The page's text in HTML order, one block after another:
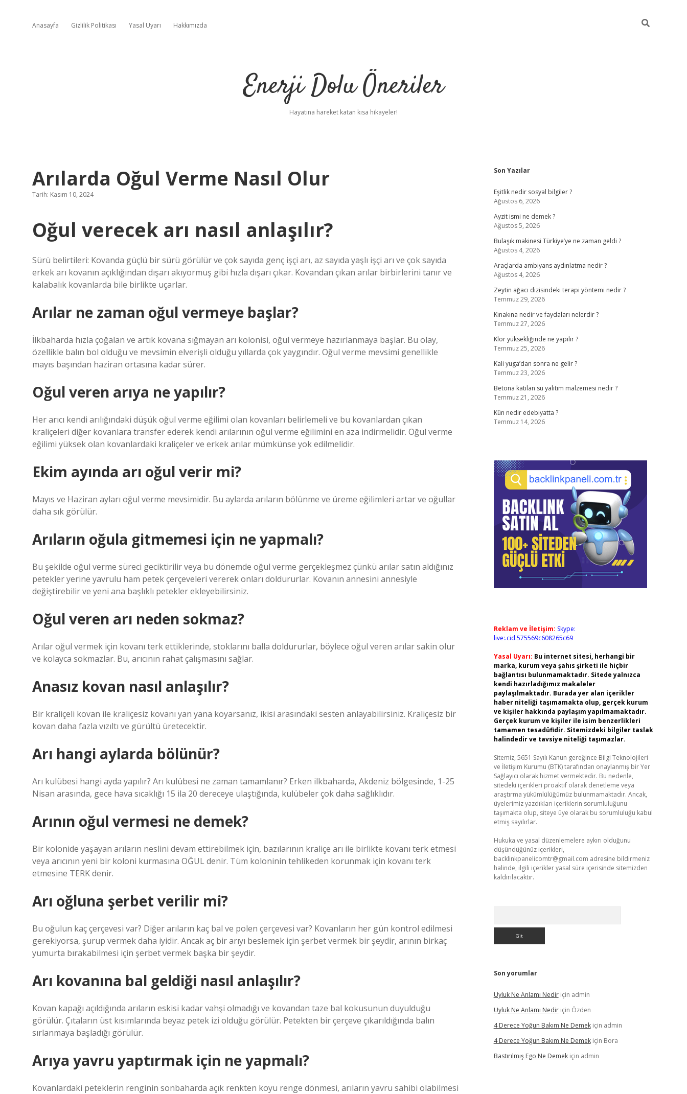
Anasayfa Gizlilik Politikası Yasal Uyarı Hakkımızda
Enerji Dolu Öneriler
Hayatına hareket katan kısa hikayeler!
Arılarda Oğul Verme Nasıl Olur
Tarih: Kasım 10, 2024
Oğul verecek arı nasıl anlaşılır?
Sürü belirtileri: Kovanda güçlü bir sürü görülür ve çok sayıda genç işçi arı, az sayıda yaşlı işçi arı ve çok sayıda
erkek arı kovanın açıklığından dışarı akıyormuş gibi hızla dışarı çıkar. Kovandan çıkan arılar birbirlerini tanır ve
kalabalık kovanlarda bile birlikte uçarlar.
Arılar ne zaman oğul vermeye başlar?
İlkbaharda hızla çoğalan ve artık kovana sığmayan arı kolonisi, oğul vermeye hazırlanmaya başlar. Bu olay,
özellikle balın bol olduğu ve mevsimin elverişli olduğu yıllarda çok yaygındır. Oğul verme mevsimi genellikle
mayıs başından haziran ortasına kadar sürer.
Oğul veren arıya ne yapılır?
Her arıcı kendi arılığındaki düşük oğul verme eğilimi olan kovanları belirlemeli ve bu kovanlardan çıkan
kraliçeleri diğer kovanlara transfer ederek kendi arılarının oğul verme eğilimini en aza indirmelidir. Oğul verme
eğilimi yüksek olan kovanlardaki kraliçeler ve erkek arılar mümkünse yok edilmelidir.
Ekim ayında arı oğul verir mi?
Mayıs ve Haziran ayları oğul verme mevsimidir. Bu aylarda arıların bölünme ve üreme eğilimleri artar ve oğullar
daha sık görülür.
Arıların oğula gitmemesi için ne yapmalı?
Bu şekilde oğul verme süreci geciktirilir veya bu dönemde oğul verme gerçekleşmez çünkü arılar satın aldığınız
petekler yerine yavrulu ham petek çerçeveleri vererek onları doldururlar. Kovanın annesini annesiyle
değiştirebilir ve yeni ana başlıklı petekler ekleyebilirsiniz.
Oğul veren arı neden sokmaz?
Arılar oğul vermek için kovanı terk ettiklerinde, stoklarını balla doldururlar, böylece oğul veren arılar sakin olur
ve kolayca sokmazlar. Bu, arıcının rahat çalışmasını sağlar.
Anasız kovan nasıl anlaşılır?
Bir kraliçeli kovan ile kraliçesiz kovanı yan yana koyarsanız, ikisi arasındaki sesten anlayabilirsiniz. Kraliçesiz bir
kovan daha fazla vızıltı ve gürültü üretecektir.
Arı hangi aylarda bölünür?
Arı kulübesi hangi ayda yapılır? Arı kulübesi ne zaman tamamlanır? Erken ilkbaharda, Akdeniz bölgesinde, 1-25
Nisan arasında, gece hava sıcaklığı 15 ila 20 dereceye ulaştığında, kulübeler çok daha sağlıklıdır.
Arının oğul vermesi ne demek?
Bir kolonide yaşayan arıların neslini devam ettirebilmek için, bazılarının kraliçe arı ile birlikte kovanı terk etmesi
veya arıcının yeni bir koloni kurmasına OĞUL denir. Tüm koloninin tehlikeden korunmak için kovanı terk
etmesine TERK denir.
Arı oğluna şerbet verilir mi?
Bu oğulun kaç çerçevesi var? Diğer arıların kaç bal ve polen çerçevesi var? Kovanların her gün kontrol edilmesi
gerekiyorsa, şurup vermek daha iyidir. Ancak aç bir arıyı beslemek için şerbet vermek bir şeydir, arının birkaç
yumurta bırakabilmesi için şerbet vermek başka bir şeydir.
Arı kovanına bal geldiği nasıl anlaşılır?
Kovan kapağı açıldığında arıların eskisi kadar vahşi olmadığı ve kovandan taze bal kokusunun duyulduğu
görülür. Çıtaların üst kısımlarında beyaz petek izi olduğu görülür. Petekten bir çerçeve çıkarıldığında balın
sırlanmaya başladığı görülür.
Arıya yavru yaptırmak için ne yapmalı?
Kovanlardaki peteklerin renginin sonbaharda açık renkten koyu renge dönmesi, arıların yavru sahibi olabilmesi
Sidebar
Son Yazılar
Eşitlik nedir sosyal bilgiler ?
Ağustos 6, 2026
Ayzit ismi ne demek ?
Ağustos 5, 2026
Bulaşık makinesi Türkiye’ye ne zaman geldi ?
Ağustos 4, 2026
Araçlarda ambiyans aydınlatma nedir ?
Ağustos 4, 2026
Zeytin ağacı dizisindeki terapi yöntemi nedir ?
Temmuz 29, 2026
Kınakına nedir ve faydaları nelerdir ?
Temmuz 27, 2026
Klor yüksekliğinde ne yapılır ?
Temmuz 25, 2026
Kali yuga’dan sonra ne gelir ?
Temmuz 23, 2026
Betona katılan su yalıtım malzemesi nedir ?
Temmuz 21, 2026
Kün nedir edebiyatta ?
Temmuz 14, 2026
Reklam ve İletişim: Skype:
live:.cid.575569c608265c69
Yasal Uyarı: Bu internet sitesi, herhangi bir
marka, kurum veya şahıs şirketi ile hiçbir
bağlantısı bulunmamaktadır. Sitede yalnızca
kendi hazırladığımız makaleler
paylaşılmaktadır. Burada yer alan içerikler
haber niteliği taşımamakta olup, gerçek kurum
ve kişiler hakkında paylaşım yapılmamaktadır.
Gerçek kurum ve kişiler ile isim benzerlikleri
tamamen tesadüfidir. Sitemizdeki bilgiler taslak
halindedir ve tavsiye niteliği taşımazlar.
Sitemiz, 5651 Sayılı Kanun gereğince Bilgi Teknolojileri
ve İletişim Kurumu (BTK) tarafından onaylanmış bir Yer
Sağlayıcı olarak hizmet vermektedir. Bu nedenle,
sitedeki içerikleri proaktif olarak denetleme veya
araştırma yükümlülüğümüz bulunmamaktadır. Ancak,
üyelerimiz yazdıkları içeriklerin sorumluluğunu
taşımakta olup, siteye üye olarak bu sorumluluğu kabul
etmiş sayılırlar.
Hukuka ve yasal düzenlemelere aykırı olduğunu
düşündüğünüz içerikleri,
backlinkpanelicomtr@gmail.com adresine bildirmeniz
halinde, ilgili içerikler yasal süre içerisinde sitemizden
kaldırılacaktır.
Son yorumlar
Uyluk Ne Anlamı Nediriçin admin
Uyluk Ne Anlamı Nediriçin Özden
4 Derece Yoğun Bakım Ne Demekiçin admin
4 Derece Yoğun Bakım Ne Demekiçin Bora
Bastırılmış Ego Ne Demekiçin admin